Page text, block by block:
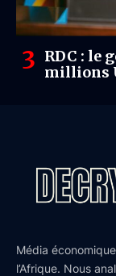
RDC : le
millions
Média
l’Afrique. Nous